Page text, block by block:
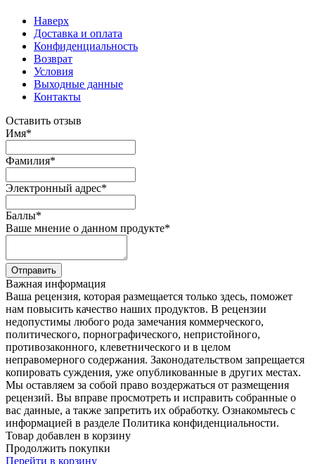
Наверх
Доставка и оплата
Конфиденциальность
Возврат
Условия
Выходные данные
Контакты
Оставить отзыв
Имя*
Фамилия*
Электронный адрес*
Баллы*
Ваше мнение о данном продукте*
Отправить
Важная информация
Ваша рецензия, которая размещается только здесь, поможет
нам повысить качество наших продуктов. В рецензии
недопустимы любого рода замечания коммерческого,
политического, порнографического, непристойного,
противозаконного, клеветнического и в целом
неправомерного содержания. Законодательством запрещается
копировать суждения, уже опубликованные в других местах.
Мы оставляем за собой право воздержаться от размещения
рецензий. Вы вправе просмотреть и исправить собранные о
вас данные, а также запретить их обработку. Ознакомьтесь с
информацией в разделе Политика конфиденциальности.
Товар добавлен в корзину
Продолжить покупки
Перейти в корзину